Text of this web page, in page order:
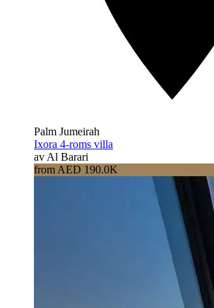
Palm Jumeirah
Ixora 4-roms villa
av Al Barari
from AED 190.0K